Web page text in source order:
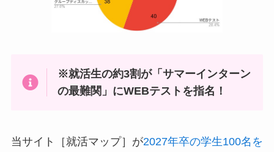
※就活生の約3割が「サマーインターン
の最難関」にWEBテストを指名！
当サイト［就活マップ］が2027年卒の学生100名を